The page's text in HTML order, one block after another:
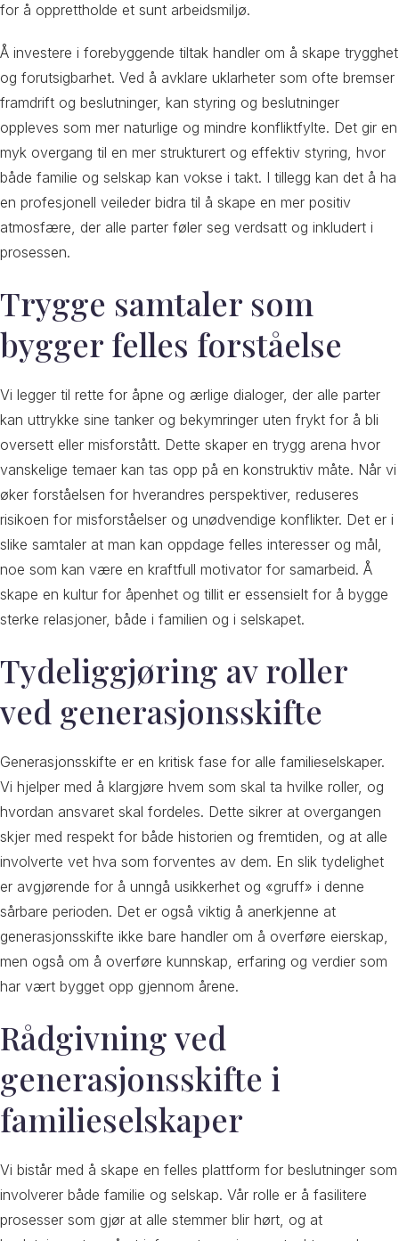
for å opprettholde et sunt arbeidsmiljø.
Å investere i forebyggende tiltak handler om å skape trygghet
og forutsigbarhet. Ved å avklare uklarheter som ofte bremser
framdrift og beslutninger, kan styring og beslutninger
oppleves som mer naturlige og mindre konfliktfylte. Det gir en
myk overgang til en mer strukturert og effektiv styring, hvor
både familie og selskap kan vokse i takt. I tillegg kan det å ha
en profesjonell veileder bidra til å skape en mer positiv
atmosfære, der alle parter føler seg verdsatt og inkludert i
prosessen.
Trygge samtaler som
bygger felles forståelse
Vi legger til rette for åpne og ærlige dialoger, der alle parter
kan uttrykke sine tanker og bekymringer uten frykt for å bli
oversett eller misforstått. Dette skaper en trygg arena hvor
vanskelige temaer kan tas opp på en konstruktiv måte. Når vi
øker forståelsen for hverandres perspektiver, reduseres
risikoen for misforståelser og unødvendige konflikter. Det er i
slike samtaler at man kan oppdage felles interesser og mål,
noe som kan være en kraftfull motivator for samarbeid. Å
skape en kultur for åpenhet og tillit er essensielt for å bygge
sterke relasjoner, både i familien og i selskapet.
Tydeliggjøring av roller
ved generasjonsskifte
Generasjonsskifte er en kritisk fase for alle familieselskaper.
Vi hjelper med å klargjøre hvem som skal ta hvilke roller, og
hvordan ansvaret skal fordeles. Dette sikrer at overgangen
skjer med respekt for både historien og fremtiden, og at alle
involverte vet hva som forventes av dem. En slik tydelighet
er avgjørende for å unngå usikkerhet og «gruff» i denne
sårbare perioden. Det er også viktig å anerkjenne at
generasjonsskifte ikke bare handler om å overføre eierskap,
men også om å overføre kunnskap, erfaring og verdier som
har vært bygget opp gjennom årene.
Rådgivning ved
generasjonsskifte i
familieselskaper
Vi bistår med å skape en felles plattform for beslutninger som
involverer både familie og selskap. Vår rolle er å fasilitere
prosesser som gjør at alle stemmer blir hørt, og at